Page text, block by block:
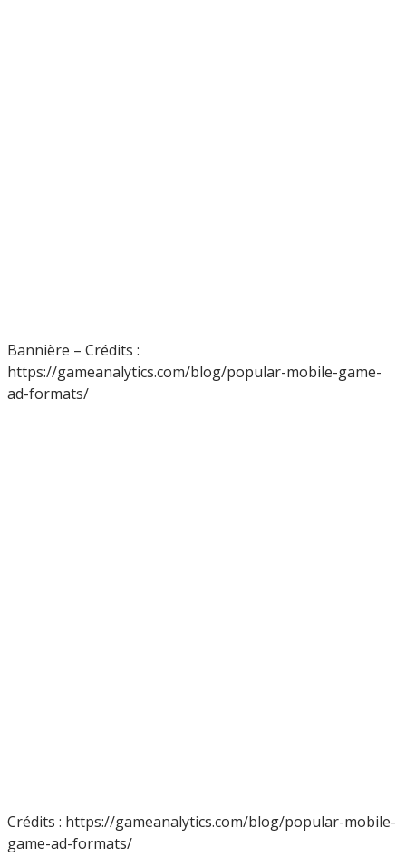
Bannière – Crédits :
https://gameanalytics.com/blog/popular-mobile-game-
ad-formats/
Crédits : https://gameanalytics.com/blog/popular-mobile-
game-ad-formats/